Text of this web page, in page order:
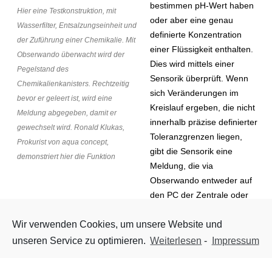
Hier eine Testkonstruktion, mit
Wasserfilter, Entsalzungseinheit und
der Zuführung einer Chemikalie. Mit
Obserwando überwacht wird der
Pegelstand des
Chemikalienkanisters. Rechtzeitig
bevor er geleert ist, wird eine
Meldung abgegeben, damit er
gewechselt wird. Ronald Klukas,
Prokurist von aqua concept,
demonstriert hier die Funktion
bestimmen pH-Wert haben
oder aber eine genau
definierte Konzentration
einer Flüssigkeit enthalten.
Dies wird mittels einer
Sensorik überprüft. Wenn
sich Veränderungen im
Kreislauf ergeben, die nicht
innerhalb präzise definierter
Toleranzgrenzen liegen,
gibt die Sensorik eine
Meldung, die via
Obserwando entweder auf
den PC der Zentrale oder
oder das Smartphone genutzt wird, ist nicht von Belang, da die
Daten per Internet verschickt werden, also weltweit zu
Wir verwenden Cookies, um unsere Website und
unseren Service zu optimieren. Weiterlesen - Impressum